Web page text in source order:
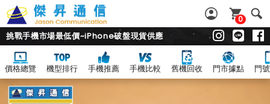
0
挑戰手機市場最低價~iPhone破盤現貨供應
價格總覽 機型排行 手機推薦 手機比較 舊機回收 門市據點 門